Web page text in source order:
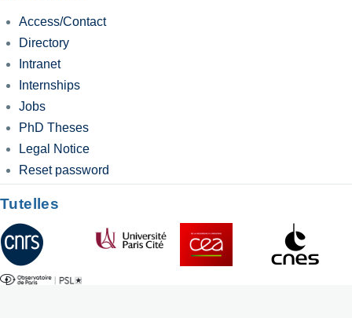
Access/Contact
Directory
Intranet
Internships
Jobs
PhD Theses
Legal Notice
Reset password
Tutelles